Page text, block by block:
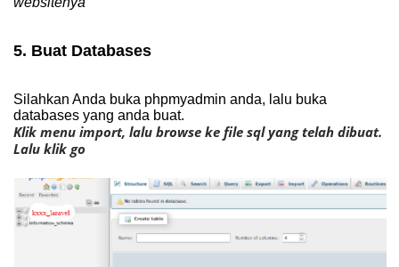
5. Buat Databases
Silahkan Anda buka phpmyadmin anda, lalu buka
databases yang anda buat.
Klik menu import, lalu browse ke file sql yang telah dibuat.
Lalu klik go